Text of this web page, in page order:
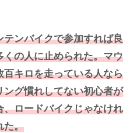
ンバイクで参加すれば良
の人に止められた。マウ
キロを走っている人なら
グ慣れしてない初心者が
ロードバイクじゃなけれ
た。